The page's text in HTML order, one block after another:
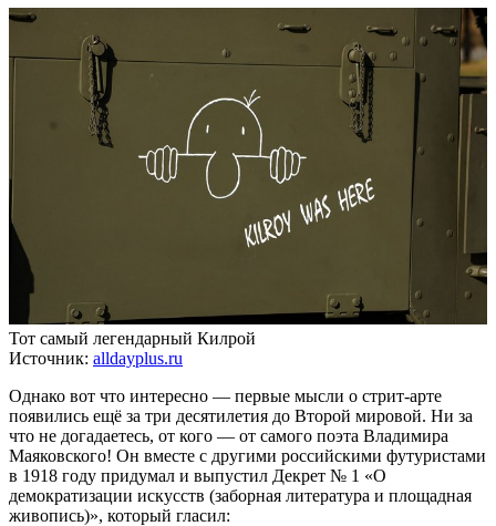
Тот самый легендарный Килрой
Источник: alldayplus.ru
Однако вот что интересно — первые мысли о стрит-арте
появились ещё за три десятилетия до Второй мировой. Ни за
что не догадаетесь, от кого — от самого поэта Владимира
Маяковского! Он вместе с другими российскими футуристами
в 1918 году придумал и выпустил Декрет № 1 «О
демократизации искусств (заборная литература и площадная
живопись)», который гласил: